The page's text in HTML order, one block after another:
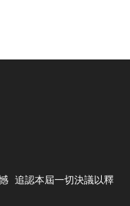
追認本屆一切決議以釋